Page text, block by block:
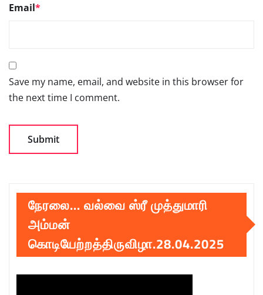
Email*
Save my name, email, and website in this browser for
the next time I comment.
நேரலை… வல்வை ஸ்ரீ முத்துமாரி
அம்மன்
கொடியேற்றத்திருவிழா.28.04.2025